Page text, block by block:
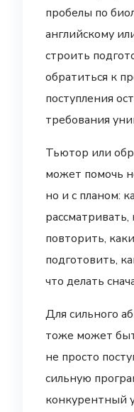
пробелы по
английскому
строить
обратиться к
поступления
требования
Тьютор или
может помочь
но и с планом:
повторить,
подготовить,
что делать
Для сильного
тоже может
не просто
сильную
конкурентный